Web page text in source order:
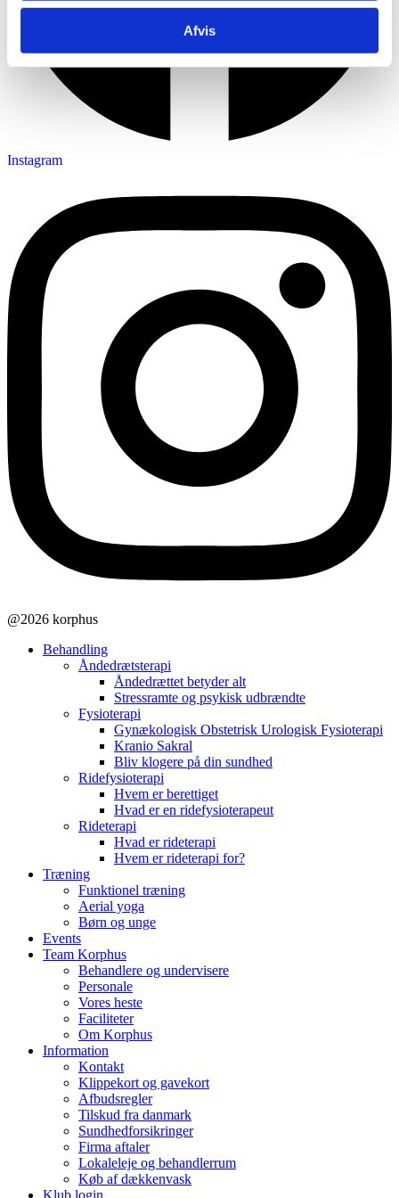
Afvis
Instagram
@2026 korphus
Behandling
Åndedrætsterapi
Åndedrættet betyder alt
Stressramte og psykisk udbrændte
Fysioterapi
Gynækologisk Obstetrisk Urologisk Fysioterapi
Kranio Sakral
Bliv klogere på din sundhed
Ridefysioterapi
Hvem er berettiget
Hvad er en ridefysioterapeut
Rideterapi
Hvad er rideterapi
Hvem er rideterapi for?
Træning
Funktionel træning
Aerial yoga
Børn og unge
Events
Team Korphus
Behandlere og undervisere
Personale
Vores heste
Faciliteter
Om Korphus
Information
Kontakt
Klippekort og gavekort
Afbudsregler
Tilskud fra danmark
Sundhedforsikringer
Firma aftaler
Lokaleleje og behandlerrum
Køb af dækkenvask